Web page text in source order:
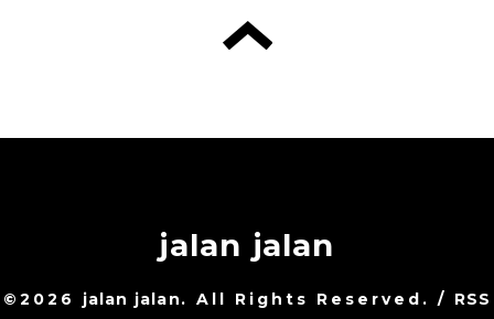
jalan jalan
©2026 jalan jalan. All Rights Reserved. / RSS